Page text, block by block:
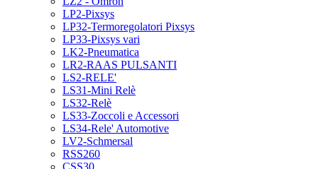
LP2-Pixsys
LP32-Termoregolatori Pixsys
LP33-Pixsys vari
LK2-Pneumatica
LR2-RAAS PULSANTI
LS2-RELE'
LS31-Mini Relè
LS32-Relè
LS33-Zoccoli e Accessori
LS34-Rele' Automotive
LV2-Schmersal
RSS260
CSS30